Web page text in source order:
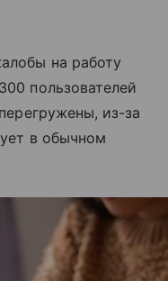
на работу
пользователей
из-за
в обычном